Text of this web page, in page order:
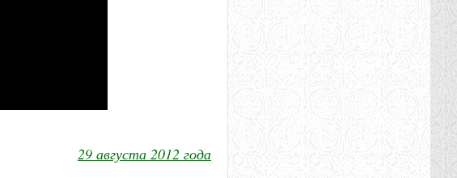
29 августа 2012 года